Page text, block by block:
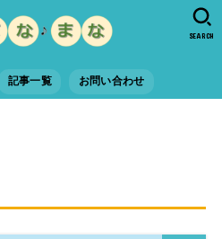
記事一覧 お問い合わせ
SEARCH